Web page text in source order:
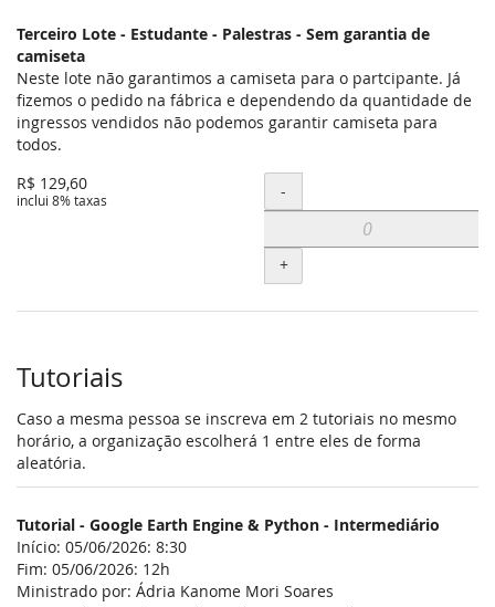
Terceiro Lote - Estudante - Palestras - Sem garantia de
camiseta
Neste lote não garantimos a camiseta para o partcipante. Já
fizemos o pedido na fábrica e dependendo da quantidade de
ingressos vendidos não podemos garantir camiseta para
todos.
R$ 129,60
inclui 8% taxas Quantidade
-
+
Tutoriais
Caso a mesma pessoa se inscreva em 2 tutoriais no mesmo
horário, a organização escolherá 1 entre eles de forma
aleatória.
Tutorial - Google Earth Engine & Python - Intermediário
Início: 05/06/2026: 8:30
Fim: 05/06/2026: 12h
Ministrado por: Ádria Kanome Mori Soares